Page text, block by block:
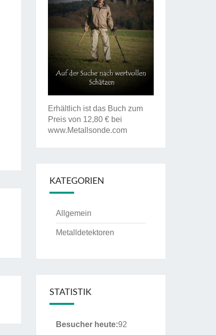
Erhältlich ist das Buch zum
Preis von 12,80 € bei
www.Metallsonde.com
KATEGORIEN
Allgemein
Metalldetektoren
STATISTIK
Besucher heute:92